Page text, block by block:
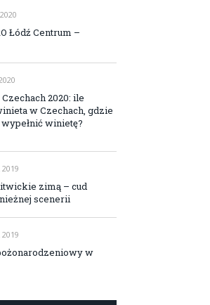
Łódź Centrum –
2020: ile
w Czechach, gdzie
winietę?
zimą – cud
scenerii
w